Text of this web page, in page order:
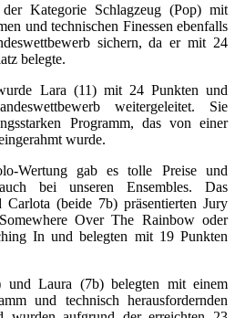
Kategorie Schlagzeug (Pop) mit
und technischen Finessen ebenfalls
sichern, da er mit 24
belegte.
Lara (11) mit 24 Punkten und
weitergeleitet. Sie
Programm, das von einer
wurde.
Wertung gab es tolle Preise und
bei unseren Ensembles. Das
(beide 7b) präsentierten Jury
Over The Rainbow oder
In und belegten mit 19 Punkten
und Laura (7b) belegten mit einem
und technisch herausfordernden